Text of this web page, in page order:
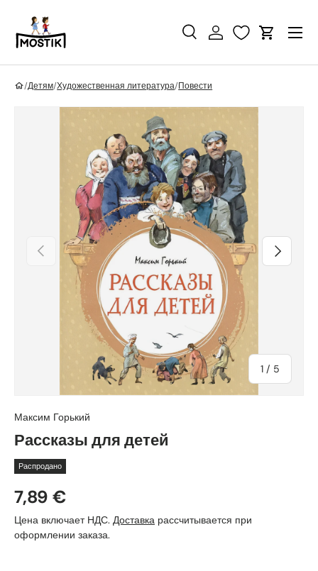
Перейти к контенту
Поиск
ПоискВойти Корзина
/Детям/Художественная литература/Повести
Перейти к информации о продукте
Назад
1 / из
5
Вперед
Максим Горький
Рассказы для детей
Распродано
7,89 €
Цена включает НДС. Доставка рассчитывается при
оформлении заказа.